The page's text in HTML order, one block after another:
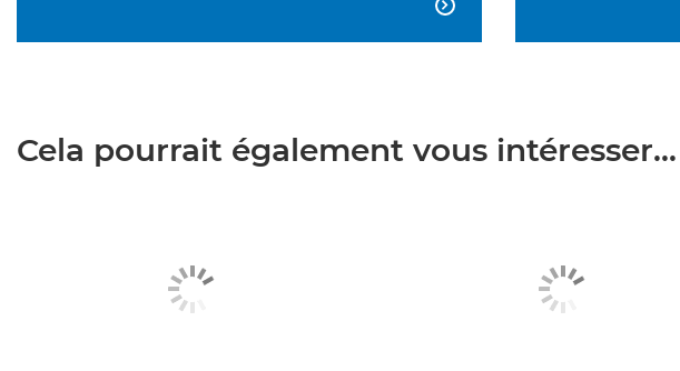

Cela pourrait également vous intéresser...